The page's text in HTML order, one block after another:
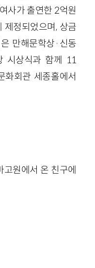
사가 출연한 2억원
정되었으며, 상금
만해문학상·신동
시상식과 함께 11
화회관 세종홀에서
고원에서 온 친구에